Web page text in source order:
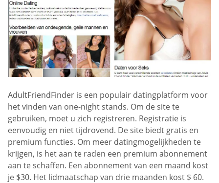
AdultFriendFinder is een populair datingplatform voor
het vinden van one-night stands. Om de site te
gebruiken, moet u zich registreren. Registratie is
eenvoudig en niet tijdrovend. De site biedt gratis en
premium functies. Om meer datingmogelijkheden te
krijgen, is het aan te raden een premium abonnement
aan te schaffen. Een abonnement van een maand kost
je $30. Het lidmaatschap van drie maanden kost $ 60.